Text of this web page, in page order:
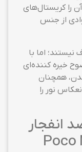
کلی ۹۵ الی ۹۸ درصد آن را کریستال‌های
از جنس
اما با
خیره کننده‌ای
همچنان
نور را
انفجار